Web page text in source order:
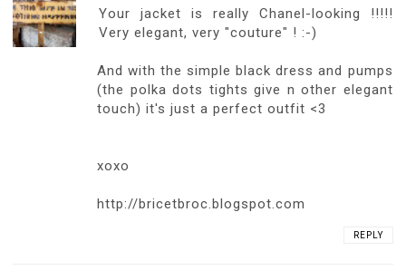
Your jacket is really Chanel-looking !!!!!
Very elegant, very "couture" ! :-)
And with the simple black dress and pumps
(the polka dots tights give n other elegant
touch) it's just a perfect outfit <3
xoxo
http://bricetbroc.blogspot.com
REPLY